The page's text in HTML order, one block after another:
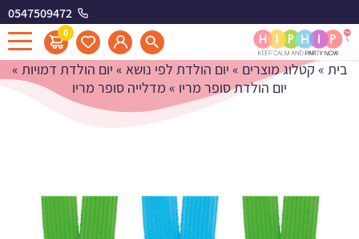
0547509472
0
מדלייה סופר מריו
בית » קטלוג מוצרים » יום הולדת לפי נושא » יום הולדת דמויות »
יום הולדת סופר מריו » מדלייה סופר מריו